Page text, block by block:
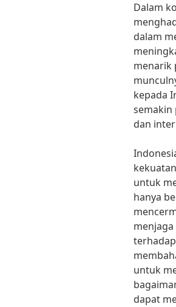
Dalam
dalam
menarik
kepada
semakin
dan
untuk
hanya
untuk
dapat